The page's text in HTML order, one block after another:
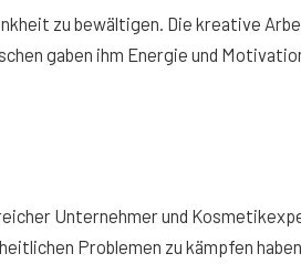
zu bewältigen. Die kreative
gaben ihm Energie und
Unternehmer und
Problemen zu kämpfen